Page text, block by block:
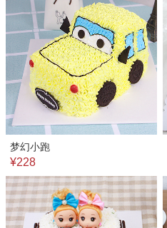
梦幻小跑
¥228